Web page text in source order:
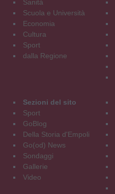
Sanità
Scuola e Università
Economia
Cultura
Sport
dalla Regione
Sezioni del sito
Sport
GoBlog
Della Storia d'Empoli
Go(od) News
Sondaggi
Gallerie
Video